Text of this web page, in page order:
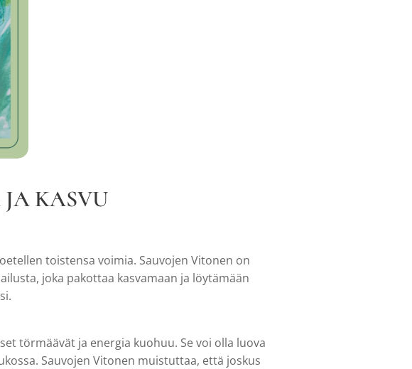
KASVU
toistensa voimia. Sauvojen Vitonen on
joka pakottaa kasvamaan ja löytämään
törmäävät ja energia kuohuu. Se voi olla luova
Sauvojen Vitonen muistuttaa, että joskus